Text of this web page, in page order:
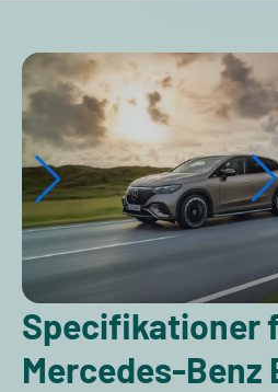
Specifikationer
Mercedes-Benz